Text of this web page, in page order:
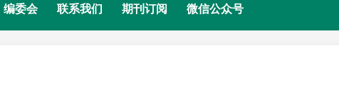
编委会 联系我们 期刊订阅 微信公众号